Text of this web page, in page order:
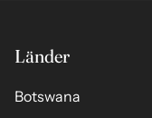
Länder
Botswana